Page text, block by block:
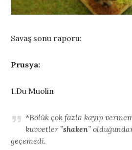
Savaş sonu raporu:
Prusya:
1.Du Muolin
*Bölük çok fazla kayıp
kuvvetler ”shaken”
geçemedi.